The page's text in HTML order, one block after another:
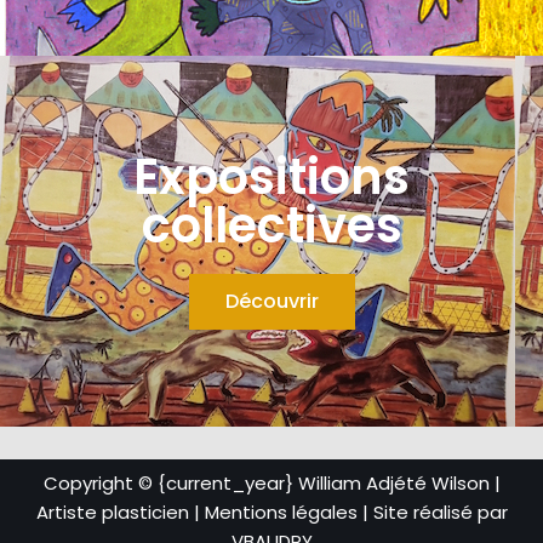
Expositions
collectives
Découvrir
Copyright © {current_year} William Adjété Wilson |
Artiste plasticien | Mentions légales | Site réalisé par